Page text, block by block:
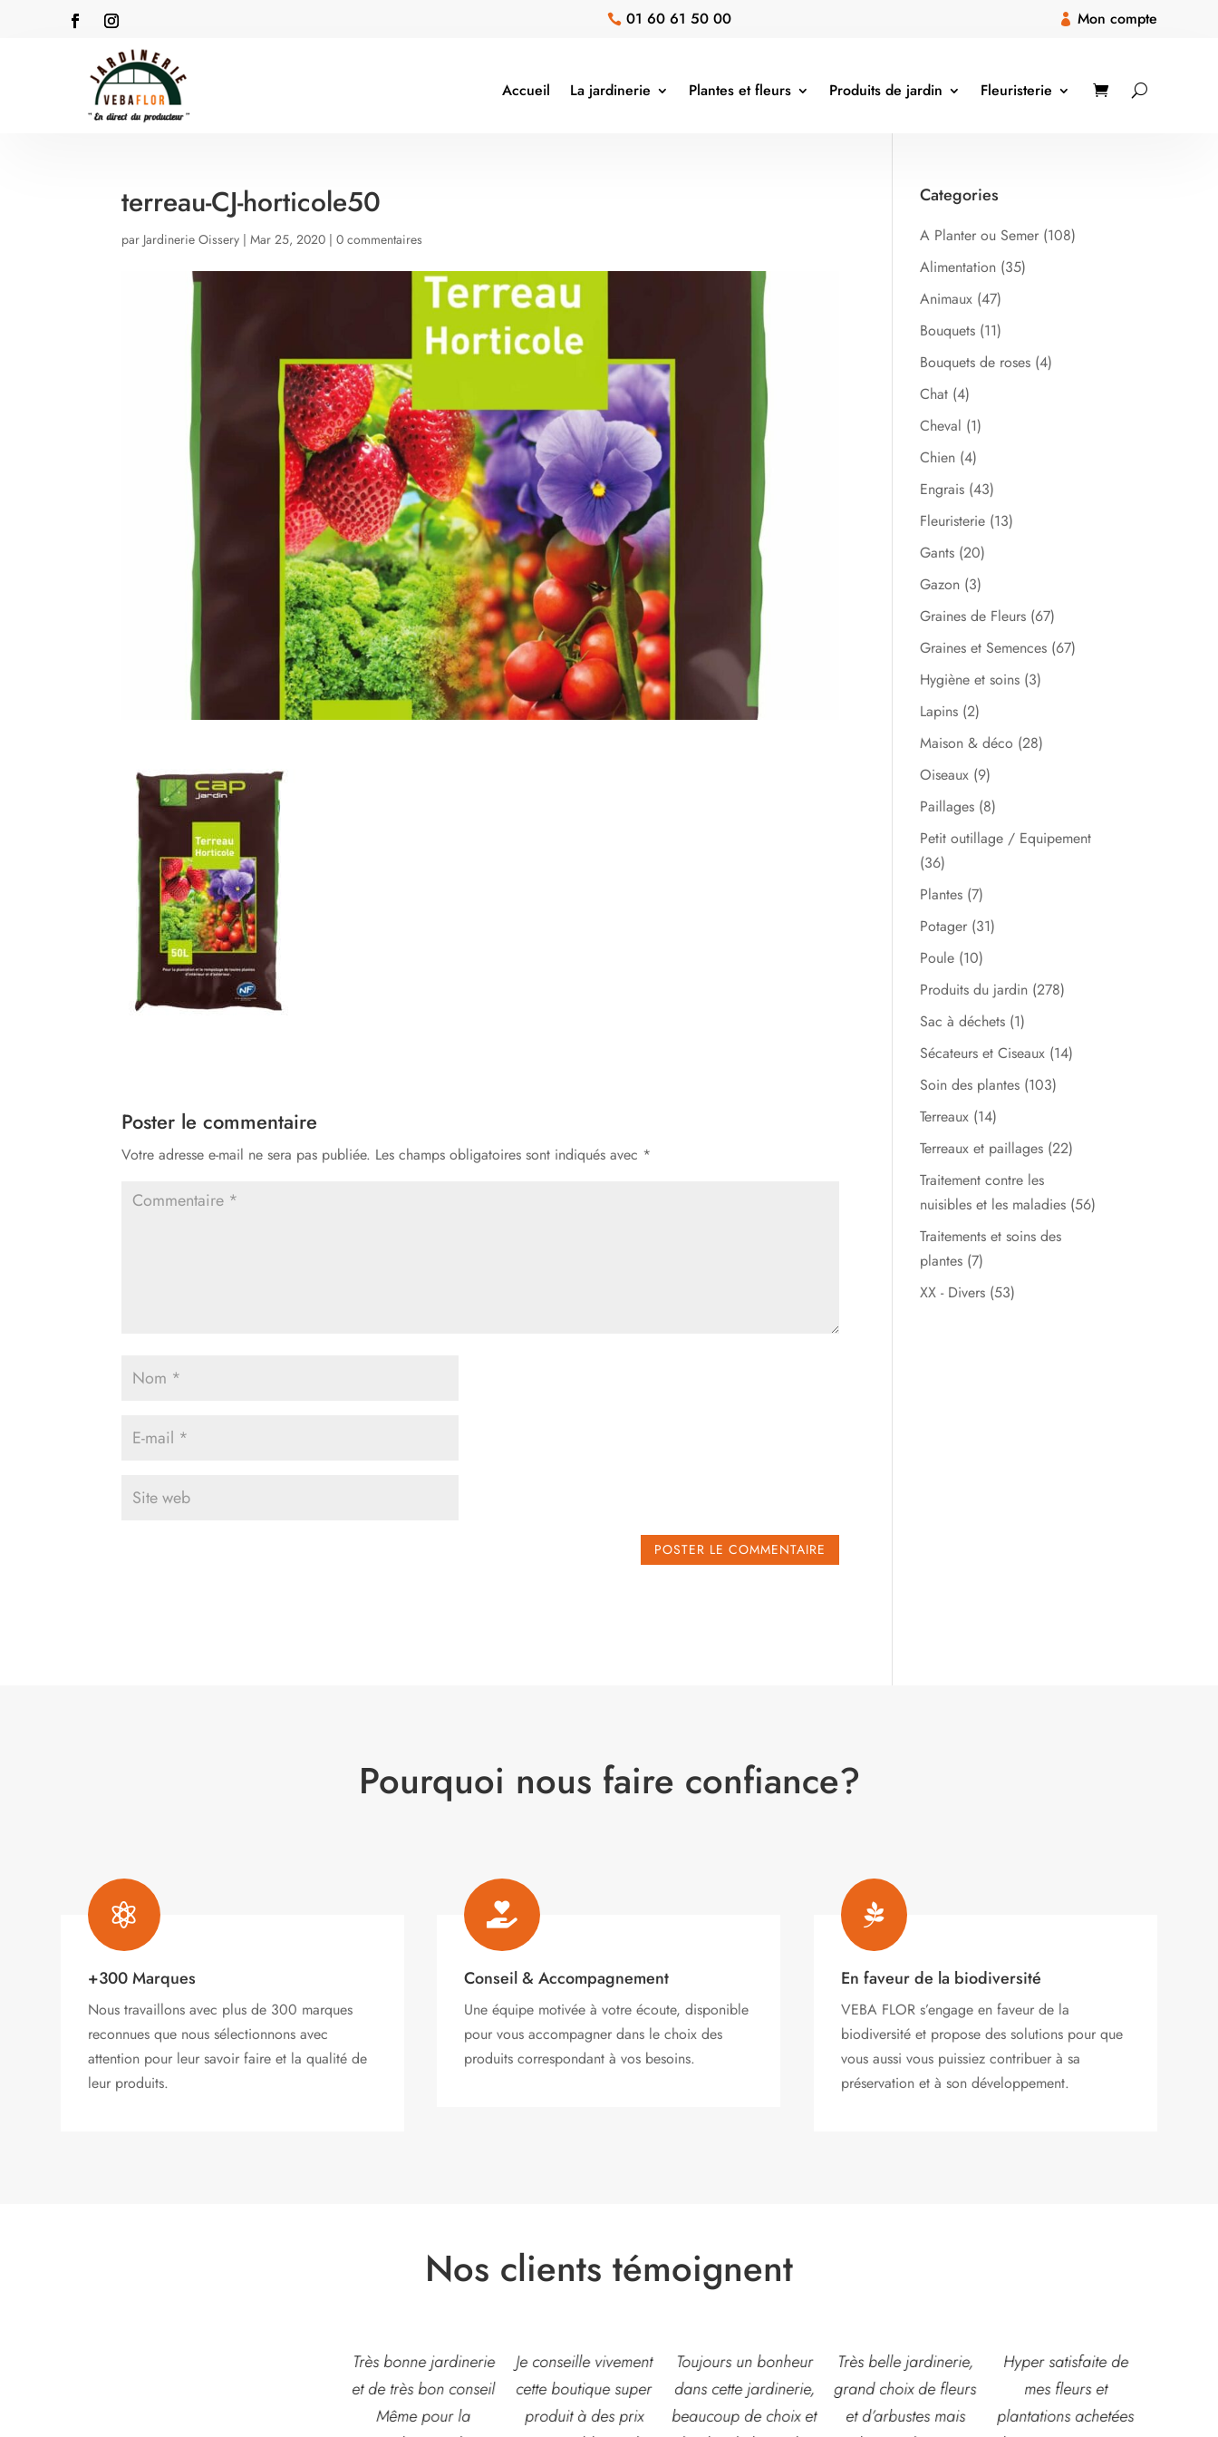
 01 60 61 50 00  Mon compte
Accueil La jardinerie Plantes et fleurs Produits de jardin Fleuristerie
terreau-CJ-horticole50
par Jardinerie Oissery |Mar 25, 2020 |0 commentaires
Poster le commentaire
Votre adresse e-mail ne sera pas publiée. Les champs obligatoires sont indiqués avec *
Categories
A Planter ou Semer (108)
Alimentation (35)
Animaux (47)
Bouquets (11)
Bouquets de roses (4)
Chat (4)
Cheval (1)
Chien (4)
Engrais (43)
Fleuristerie (13)
Gants (20)
Gazon (3)
Graines de Fleurs (67)
Graines et Semences (67)
Hygiène et soins (3)
Lapins (2)
Maison & déco (28)
Oiseaux (9)
Paillages (8)
Petit outillage / Equipement
(36)
Plantes (7)
Potager (31)
Poule (10)
Produits du jardin (278)
Sac à déchets (1)
Sécateurs et Ciseaux (14)
Soin des plantes (103)
Terreaux (14)
Terreaux et paillages (22)
Traitement contre les
nuisibles et les maladies (56)
Traitements et soins des
plantes (7)
XX - Divers (53)
Pourquoi nous faire confiance?

+300 Marques
Nous travaillons avec plus de 300 marques
reconnues que nous sélectionnons avec
attention pour leur savoir faire et la qualité de
leur produits.

Conseil & Accompagnement
Une équipe motivée à votre écoute, disponible
pour vous accompagner dans le choix des
produits correspondant à vos besoins.

En faveur de la biodiversité
VEBA FLOR s’engage en faveur de la
biodiversité et propose des solutions pour que
vous aussi vous puissiez contribuer à sa
préservation et à son développement.
Nos clients témoignent
Je conseille vivement
cette boutique super
produit à des prix
Toujours un bonheur
dans cette jardinerie,
beaucoup de choix et
Très belle jardinerie,
grand choix de fleurs
et d’arbustes mais
Hyper satisfaite de
mes fleurs et
plantations achetées
Composition
magnifique pour le
baptême et le